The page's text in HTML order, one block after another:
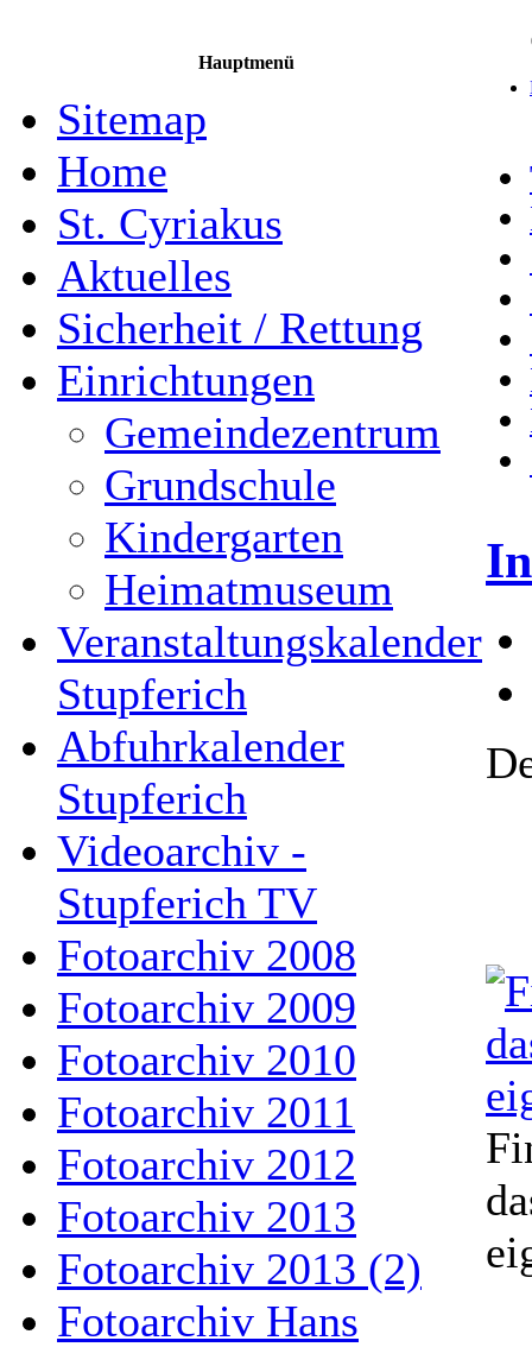
Hauptmenü
Sitemap
Home
St. Cyriakus
Aktuelles
Sicherheit / Rettung
Einrichtungen
Gemeindezentrum
Grundschule
Kindergarten
Heimatmuseum
Veranstaltungskalender
Stupferich
Abfuhrkalender
Stupferich
Videoarchiv -
Stupferich TV
Fotoarchiv 2008
Fotoarchiv 2009
Fotoarchiv 2010
Fotoarchiv 2011
Fotoarchiv 2012
Fotoarchiv 2013
Fotoarchiv 2013 (2)
Fotoarchiv Hans